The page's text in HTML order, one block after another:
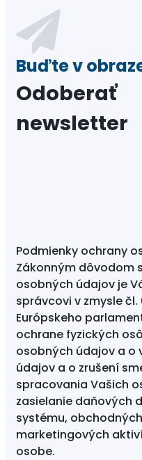
Odoberať
newsletter
Podmienky ochrany
Zákonným dôvodom
osobných údajov je
správcovi v zmysle
Európskeho
ochrane fyzických
osobných údajov a
údajov a o zrušení
spracovania Vašich
zasielanie daňových
systému,
marketingových
osobe.